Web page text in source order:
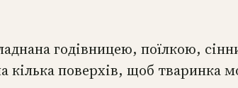
годівницею, поїлкою,
кілька поверхів, щоб тваринка